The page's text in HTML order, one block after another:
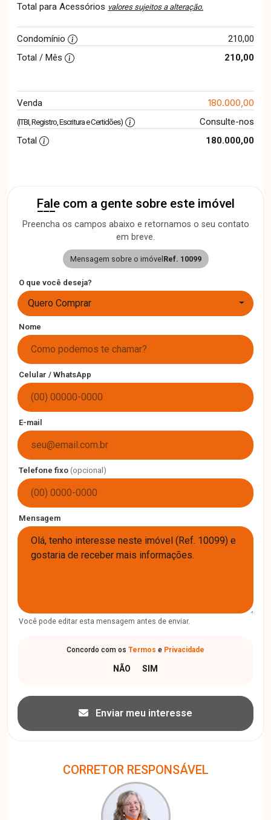
Total para Acessórios valores sujeitos a alteração.
Condomínio
210,00
Total / Mês
210,00
Venda 180.000,00
(ITBI, Registro, Escritura e Certidões)
Consulte-nos
Total
180.000,00
Fale com a gente sobre este imóvel
Preencha os campos abaixo e retornamos o seu contato
em breve.
Mensagem sobre o imóvelRef. 10099
O que você deseja?
Quero Comprar
Nome
Celular / WhatsApp
E-mail
Telefone fixo (opcional)
Mensagem
Você pode editar esta mensagem antes de enviar.
Concordo com os Termos e Privacidade
Enviar meu interesse
CORRETOR RESPONSÁVEL